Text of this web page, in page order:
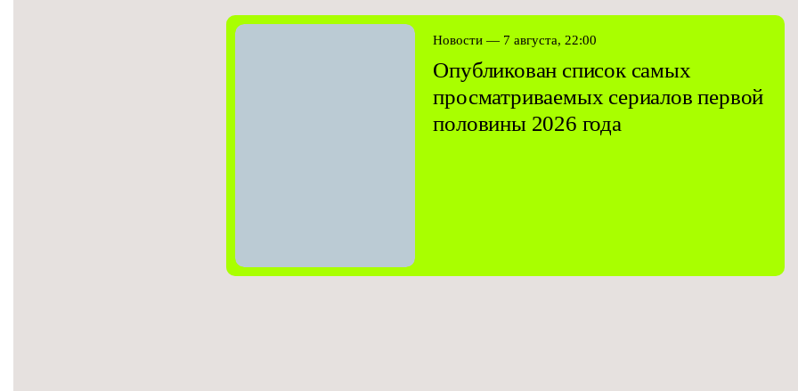
Новости — 7 августа, 22:00
Опубликован список самых
просматриваемых сериалов первой
половины 2026 года